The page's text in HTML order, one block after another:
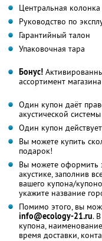
Центральная колонка
Руководство по
Гарантийный талон
Упаковочная тара
Бонус!
ассортимент
Один купон даёт
акустической системы
Один купон
Вы можете купить
подарок!
Вы можете оформить
акустике, заполнив
вашего купона/
укажите название
Помимо этого, вы
info@ecology-21.ru.
купона,
время доставки,